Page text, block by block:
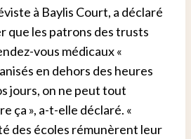
à Baylis Court, a déclaré
que les patrons des trusts
vous médicaux «
en dehors des heures
jours, on ne peut tout
ça », a-t-elle déclaré. «
des écoles rémunèrent leur